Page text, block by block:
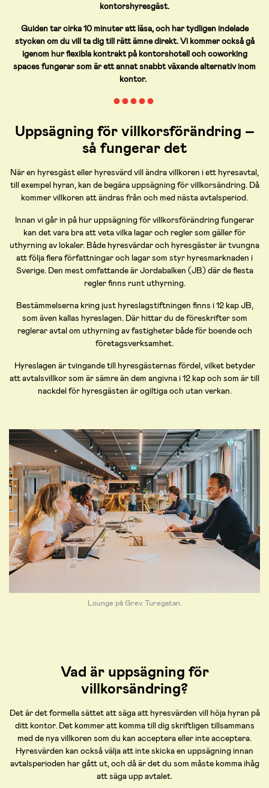
kontorshyresgäst.
Guiden tar cirka 10 minuter att läsa, och har tydligen indelade
stycken om du vill ta dig till rätt ämne direkt. Vi kommer också gå
igenom hur flexibla kontrakt på kontorshotell och coworking
spaces fungerar som är ett annat snabbt växande alternativ inom
kontor.
● ● ● ● ●
Uppsägning för villkorsförändring –
så fungerar det
När en hyresgäst eller hyresvärd vill ändra villkoren i ett hyresavtal,
till exempel hyran, kan de begära uppsägning för villkorsändring. Då
kommer villkoren att ändras från och med nästa avtalsperiod.
Innan vi går in på hur uppsägning för villkorsförändring fungerar
kan det vara bra att veta vilka lagar och regler som gäller för
uthyrning av lokaler. Både hyresvärdar och hyresgäster är tvungna
att följa flera författningar och lagar som styr hyresmarknaden i
Sverige. Den mest omfattande är Jordabalken (JB) där de flesta
regler finns runt uthyrning.
Bestämmelserna kring just hyreslagstiftningen finns i 12 kap JB,
som även kallas hyreslagen. Där hittar du de föreskrifter som
reglerar avtal om uthyrning av fastigheter både för boende och
företagsverksamhet.
Hyreslagen är tvingande till hyresgästernas fördel, vilket betyder
att avtalsvillkor som är sämre än dem angivna i 12 kap och som är till
nackdel för hyresgästen är ogiltiga och utan verkan.
Lounge på Grev Turegatan.
Vad är uppsägning för
villkorsändring?
Det är det formella sättet att säga att hyresvärden vill höja hyran på
ditt kontor. Det kommer att komma till dig skriftligen tillsammans
med de nya villkoren som du kan acceptera eller inte acceptera.
Hyresvärden kan också välja att inte skicka en uppsägning innan
avtalsperioden har gått ut, och då är det du som måste komma ihåg
att säga upp avtalet.